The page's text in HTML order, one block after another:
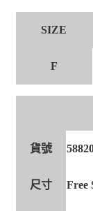
SIZE
F
貨號
尺寸 Free